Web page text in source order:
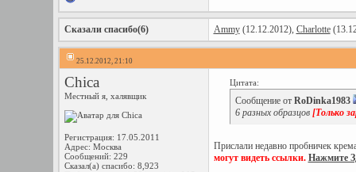
Сказали спасибо(6) Ammy(12.12.2012), Charlotte
25.12.2012, 21:10
Chica
Местный я, халявщик
Регистрация: 17.05.2011
Адрес: Москва
Сообщений: 229
Сказал(а) спасибо: 8,923
Цитата:
Сообщение от RoDinka1983
6 разных образцов [Только
Прислали недавно пробничек
могут видеть ссылки. Нажмите